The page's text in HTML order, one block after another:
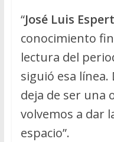
“José Luis Espert
conocimiento
lectura del
siguió esa
deja de ser una
volvemos a dar
espacio”.